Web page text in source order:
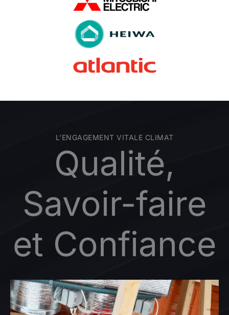
L’ENGAGEMENT VITALE CLIMAT
Qualité,
Savoir-faire
et Confiance